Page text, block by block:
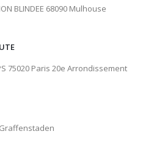
BLINDEE 68090 Mulhouse
75020 Paris 20e Arrondissement
Graffenstaden